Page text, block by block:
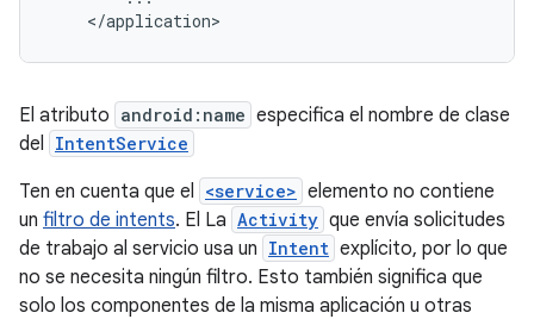
</application>
El atributo android:name especifica el nombre de clase
del IntentService
Ten en cuenta que el <service> elemento no contiene
un filtro de intents. El La Activity que envía solicitudes
de trabajo al servicio usa un Intent explícito, por lo que
no se necesita ningún filtro. Esto también significa que
solo los componentes de la misma aplicación u otras